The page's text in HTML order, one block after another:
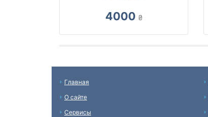
4000 ₴
Главная
О сайте
Сервисы